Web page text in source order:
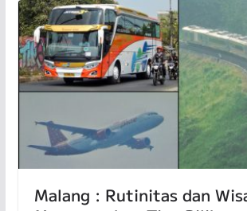
Malang : Rutinitas dan